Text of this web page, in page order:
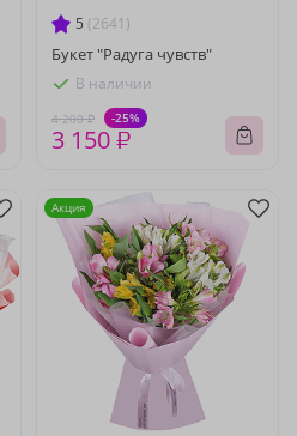
5 (2641)
Букет "Радуга чувств"
В наличии
4 200 ₽ -25%
3 150 ₽
Акция